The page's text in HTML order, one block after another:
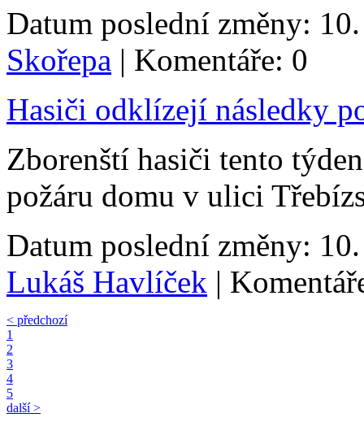
Datum poslední změny:
Skořepa | Komentáře: 0
Hasiči odklízejí následky
Zborenští hasiči tento
požáru domu v ulici
Datum poslední změny:
Lukáš Havlíček |
< předchozí
1
2
3
4
5
další >